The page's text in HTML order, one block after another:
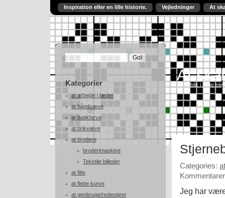
Inspiration eller en lille historie. Vejledninger At
Kategorier
at arbejde i læder
at båndvæve
at batikfarve
at brikvæve
at brodere
broderimaskine
Tekstile billeder
at filte
at flette kurve
at genbruge/redesigne
At
Et indblik i mine
Categories:
Jeg har